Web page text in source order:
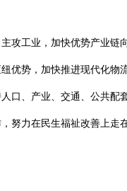
工业，加快优势产业链
优势，加快推进现代化
口、产业、交通、公共
努力在民生福祉改善上